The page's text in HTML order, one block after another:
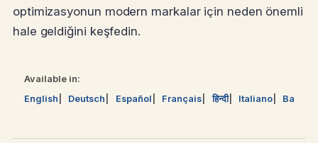
optimizasyonun modern markalar için neden önemli
hale geldiğini keşfedin.
Available in:
English
Deutsch Español Français हिन्दी Italiano